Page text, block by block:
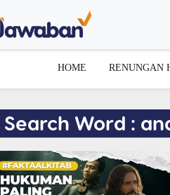
HOME RENUNGAN
Search Word :